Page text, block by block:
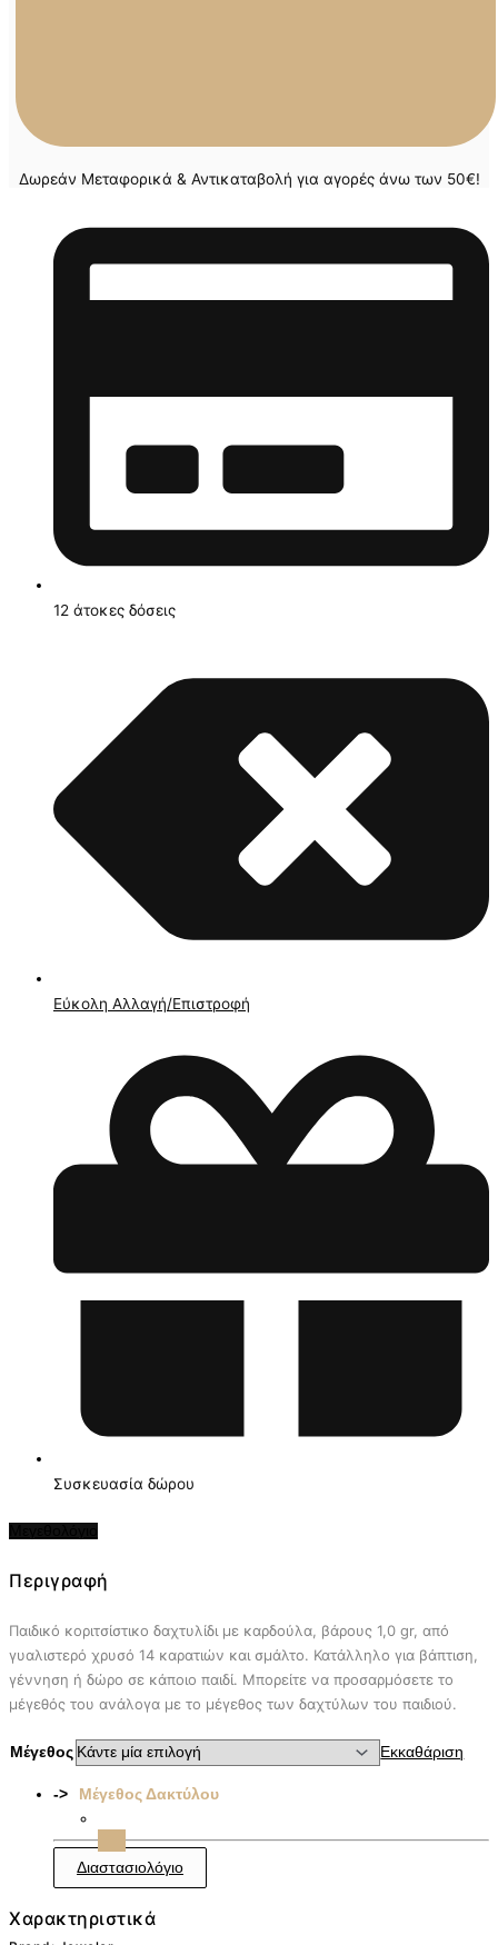
Δωρεάν Μεταφορικά & Αντικαταβολή για αγορές άνω των 50€!
12 άτοκες δόσεις
Εύκολη Αλλαγή/Επιστροφή
Συσκευασία δώρου
Περιγραφή
Παιδικό κοριτσίστικο δαχτυλίδι με καρδούλα, βάρους 1,0 gr, από
γυαλιστερό χρυσό 14 καρατιών και σμάλτο. Κατάλληλο για βάπτιση,
γέννηση ή δώρο σε κάποιο παιδί. Μπορείτε να προσαρμόσετε το
μέγεθός του ανάλογα με το μέγεθος των δαχτύλων του παιδιού.
Μέγεθος Εκκαθάριση
Μέγεθος Δακτύλου
Διαστασιολόγιο
Χαρακτηριστικά